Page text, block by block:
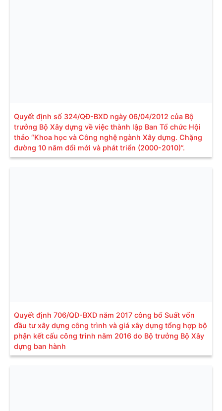
Quyết định số 324/QĐ-BXD ngày 06/04/2012 của Bộ
trưởng Bộ Xây dựng về việc thành lập Ban Tổ chức Hội
thảo “Khoa học và Công nghệ ngành Xây dựng. Chặng
đường 10 năm đổi mới và phát triển (2000-2010)”.
Quyết định 706/QĐ-BXD năm 2017 công bố Suất vốn
đầu tư xây dựng công trình và giá xây dựng tổng hợp bộ
phận kết cấu công trình năm 2016 do Bộ trưởng Bộ Xây
dựng ban hành